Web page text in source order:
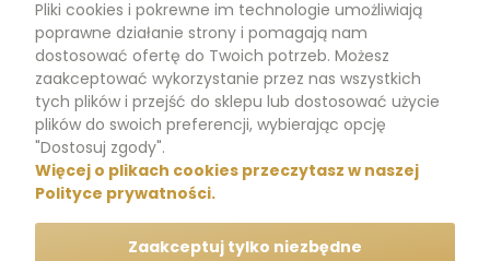
Dokumenty
m.me/perfumikpl
+48 570 704 000
+48 570 704 444
Pliki cookies i pokrewne im technologie umożliwiają
poprawne działanie strony i pomagają nam
dostosować ofertę do Twoich potrzeb. Możesz
zaakceptować wykorzystanie przez nas wszystkich
tych plików i przejść do sklepu lub dostosować użycie
plików do swoich preferencji, wybierając opcję
"Dostosuj zgody".
Więcej o plikach cookies przeczytasz w naszej
Polityce prywatności.
Zaakceptuj tylko niezbędne